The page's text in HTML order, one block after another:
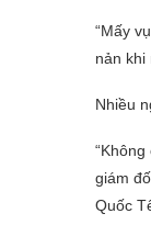
“Mấy
nản khi
Nhiều
giám
Quốc